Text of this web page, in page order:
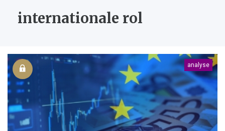
internationale rol
analyse